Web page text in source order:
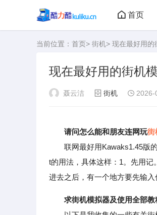
首页
大型游
当前位置： 首页> 街机> 现在最好用的
现在最好用的街机
聂云洁 街机 2026-
请问怎么能和朋友连网玩街
联网最好用Kawaks1.45版的
t的用法，具体这样：1。先用记
进去之后，有一个地方要先输入
求街机模拟器及使用全部教